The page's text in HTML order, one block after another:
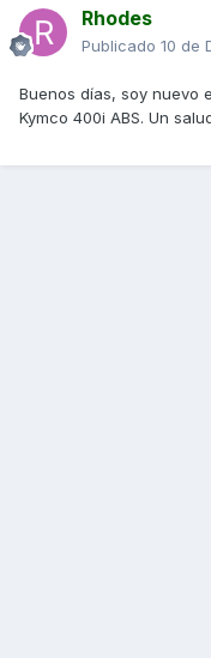
Rhodes
Publicado 10 de
Buenos días, soy nuevo
Kymco 400i ABS. Un